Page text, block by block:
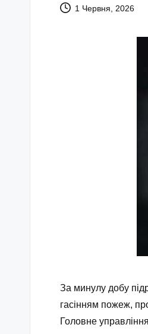
1 Червня, 2026
За минулу добу
гасінням пожеж,
Головне